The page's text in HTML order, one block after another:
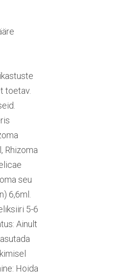
toetav.
Rhizoma
seu
6,6ml.
5-6
Ainult
Hoida